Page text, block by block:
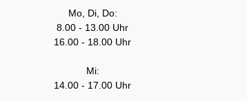
Mo, Di, Do:
8.00 - 13.00 Uhr
16.00 - 18.00 Uhr
Mi:
14.00 - 17.00 Uhr